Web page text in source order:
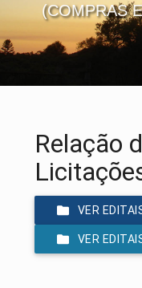
(COMPRAS
Relação
VER
VER